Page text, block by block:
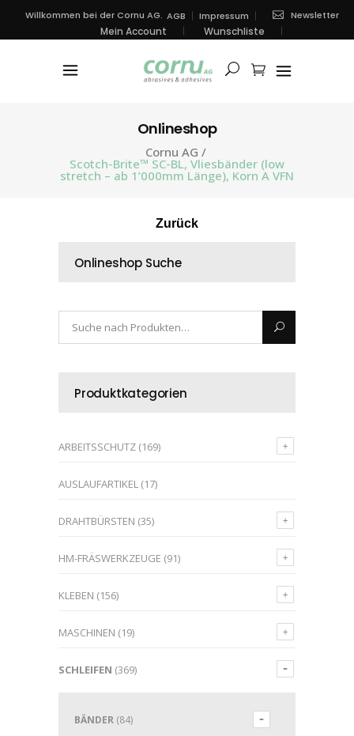
Willkommen bei der Cornu AG. AGB Impressum Newsletter
Mein Account Wunschliste
Onlineshop
Cornu AG /
Scotch-Brite™ SC-BL, Vliesbänder (low
stretch – ab 1’000mm Länge), Korn A VFN
Zurück
Onlineshop Suche
Produktkategorien
ARBEITSSCHUTZ (169)
AUSLAUFARTIKEL (17)
DRAHTBÜRSTEN (35)
HM-FRÄSWERKZEUGE (91)
KLEBEN (156)
MASCHINEN (19)
SCHLEIFEN (369)
BÄNDER (84)